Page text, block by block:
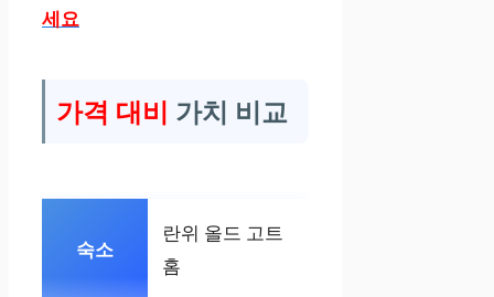
세요
가격 대비 가치 비교
란위 올드 고트
홈